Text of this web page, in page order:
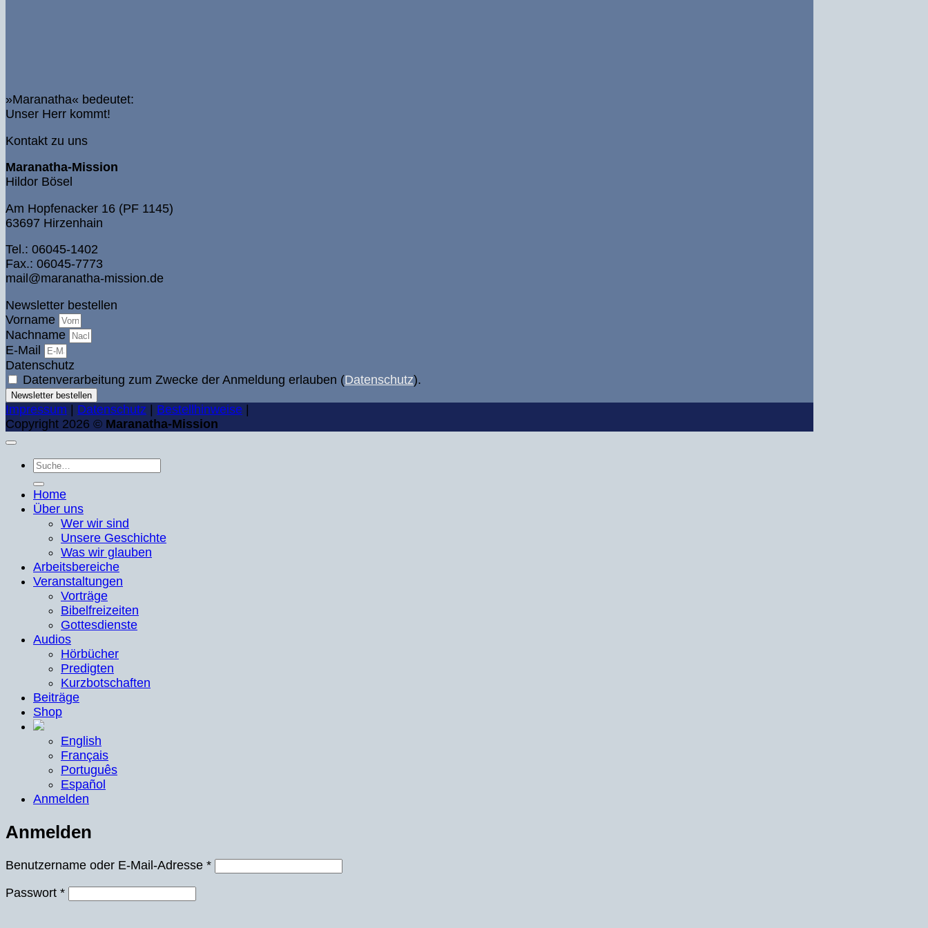
»Maranatha« bedeutet:
Unser Herr kommt!
Kontakt zu uns
Maranatha-Mission
Hildor Bösel
Am Hopfenacker 16 (PF 1145)
63697 Hirzenhain
Tel.: 06045-1402
Fax.: 06045-7773
mail@maranatha-mission.de
Newsletter bestellen
Vorname
Nachname
E-Mail
Datenschutz
Datenverarbeitung zum Zwecke der Anmeldung erlauben (Datenschutz).
Newsletter bestellen
Impressum | Datenschutz | Bestellhinweise |
Copyright 2026 © Maranatha-Mission
Suche
nach:
Home
Über uns
Wer wir sind
Unsere Geschichte
Was wir glauben
Arbeitsbereiche
Veranstaltungen
Vorträge
Bibelfreizeiten
Gottesdienste
Audios
Hörbücher
Predigten
Kurzbotschaften
Beiträge
Shop
English
Français
Português
Español
Anmelden
Anmelden
Benutzername oder E-Mail-Adresse *Erforderlich
Passwort *Erforderlich